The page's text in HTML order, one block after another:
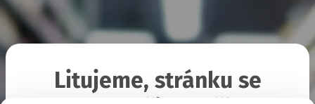
Litujeme, stránku se